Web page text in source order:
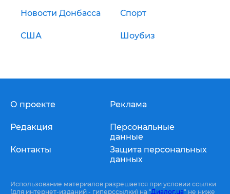
Новости Донбасса Спорт
США Шоубиз
О проекте
Редакция
Контакты
Реклама
Персональные
данные
Защита персональных
данных
Использование материалов разрешается при условии ссылки
(для интернет-изданий - гиперссылки) на "Диалог.ua" не ниже